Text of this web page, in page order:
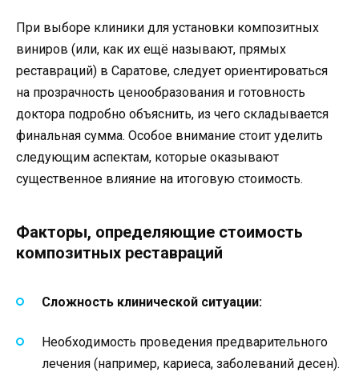
При выборе клиники для установки композитных
виниров (или, как их ещё называют, прямых
реставраций) в Саратове, следует ориентироваться
на прозрачность ценообразования и готовность
доктора подробно объяснить, из чего складывается
финальная сумма. Особое внимание стоит уделить
следующим аспектам, которые оказывают
существенное влияние на итоговую стоимость.
Факторы, определяющие стоимость
композитных реставраций
Сложность клинической ситуации:
Необходимость проведения предварительного
лечения (например, кариеса, заболеваний десен).